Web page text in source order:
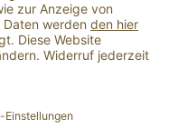
zzgl.